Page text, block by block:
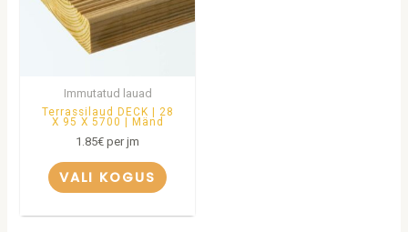
Immutatud lauad
Terrassilaud DECK | 28
X 95 X 5700 | Mänd
1.85€ per jm
VALI KOGUS